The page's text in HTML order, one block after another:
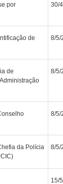
por
30/
de
8/5/
de
8/5/
8/5/
da Polícia
8/5/
15/